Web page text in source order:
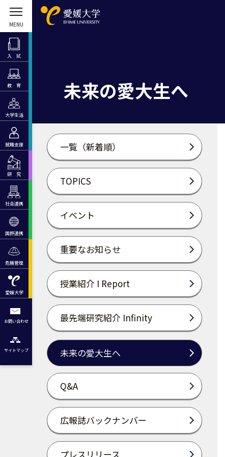
入 試
教 育
大学生活
就職支援
研 究
社会連携
国際連携
危機管理
愛媛大学
お問い合わせ
サイトマップ
未来の愛大生へ
一覧（新着順）
TOPICS
イベント
重要なお知らせ
授業紹介 I Report
最先端研究紹介 Infinity
未来の愛大生へ
Q&A
広報誌バックナンバー
プレスリリース